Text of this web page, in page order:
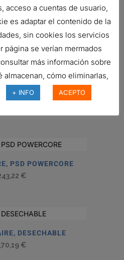
FPG RADIALSEAL
PSD POWERCORE
€
DESECHABLE
€
acceso a cuentas de usuario,
es adaptar el contenido de la
sin cookies los servicios
página se verían mermados
más información sobre
almacenan, cómo eliminarlas,
+ INFO ACEPTO